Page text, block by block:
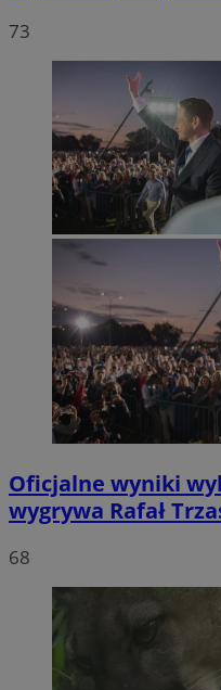
73
Oficjalne wyniki
wygrywa Rafał
68